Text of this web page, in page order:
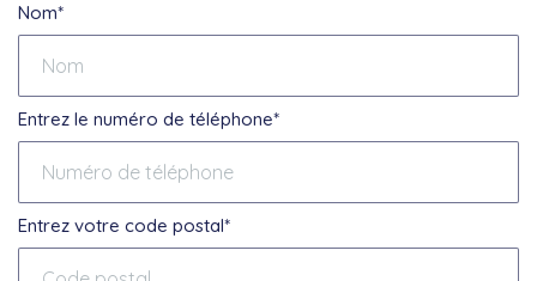
Nom*
Entrez le numéro de téléphone*
Entrez votre code postal*